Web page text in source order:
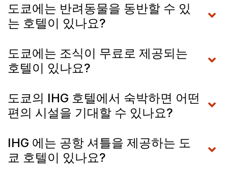
도쿄에는 반려동물을 동반할 수 있
는 호텔이 있나요?
도쿄에는 조식이 무료로 제공되는
호텔이 있나요?
도쿄의 IHG 호텔에서 숙박하면 어떤
편의 시설을 기대할 수 있나요?
IHG 에는 공항 셔틀을 제공하는 도
쿄 호텔이 있나요?